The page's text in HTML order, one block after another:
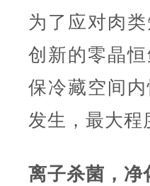
为了应对肉
创新的零晶
保冷藏空间
发生，最大程
离子杀菌，净